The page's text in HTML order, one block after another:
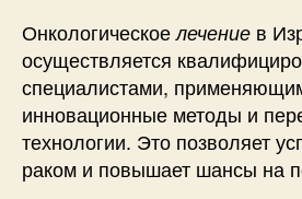
Онкологическоелечение в
осуществляется
специалистами,
инновационные методы и
технологии. Это позволяет
раком и повышает шансы на